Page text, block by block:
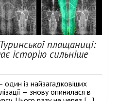
плащаниці:
історію сильніше
із найзагадковіших
— знову опинилася в